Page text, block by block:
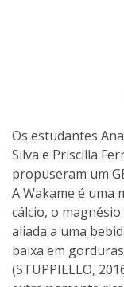
Os estudantes
Silva e Priscilla
propuseram um
A Wakame é uma
cálcio, o magnésio
aliada a uma
baixa em
(STUPPIELLO,